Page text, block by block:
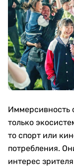
Иммерсивность
только
то спорт или
потребления.
интерес